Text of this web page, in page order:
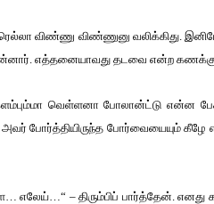
விண்ணு விண்ணுனு வலிக்கிது.
எத்தனையாவது தடவை என்ற
வெள்ளனா போலான்ட்டு என்ன
அவர் போர்த்தியிருந்த போர்வையையும்
எலேய்…“ – திரும்பிப் பார்த்தேன். எனது